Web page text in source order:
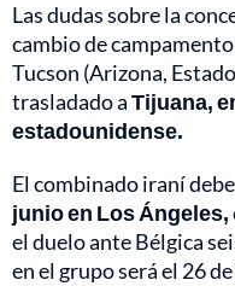
Las dudas sobre la
cambio de
Tucson (Arizona,
trasladado aTijuana,
estadounidense.
El combinado iraní
junio en Los Ángeles,
el duelo ante Bélgica
en el grupo será el 26